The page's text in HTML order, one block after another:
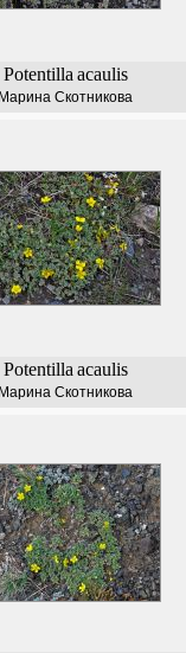
Potentilla acaulis
Марина Скотникова
Potentilla acaulis
Марина Скотникова